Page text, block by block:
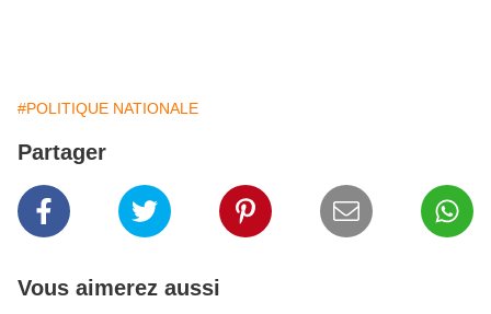
#POLITIQUE NATIONALE
Partager
Vous aimerez aussi